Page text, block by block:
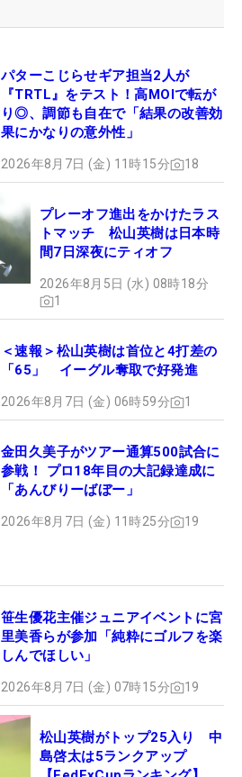
パターこじらせギア担当2人が
『TRTL』をテスト！高MOIで転が
り◎、調節も自在で「結果の改善効
果にかなりの意外性」
2026年8月7日 (金) 11時15分 18
プレーオフ進出をかけたラス
トマッチ 松山英樹は日本時
間7日深夜にティオフ
2026年8月5日 (水) 08時18分
1
＜速報＞松山英樹は首位と4打差の
「65」 イーグル奪取で好発進
2026年8月7日 (金) 06時59分 1
金田久美子がツアー通算500試合に
参戦！ プロ18年目の大記録達成に
「あんびりーばぼー」
2026年8月7日 (金) 11時25分 19
笹生優花主催ジュニアイベントに宮
里美香らが参加「純粋にゴルフを楽
しんでほしい」
2026年8月7日 (金) 07時15分 19
松山英樹がトップ25入り 中
島啓太は5ランクアップ